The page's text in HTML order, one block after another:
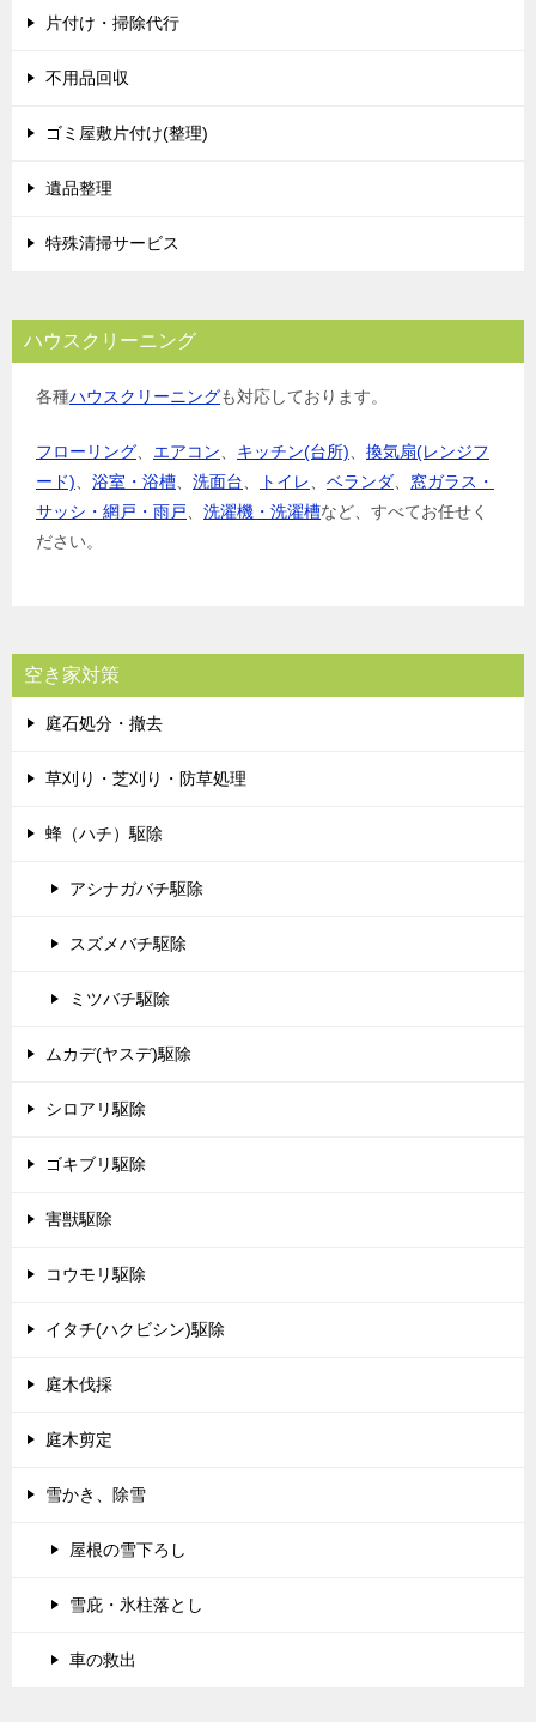
片付け・掃除代行
不用品回収
ゴミ屋敷片付け(整理)
遺品整理
特殊清掃サービス
ハウスクリーニング
各種ハウスクリーニングも対応しております。
フローリング エアコン キッチン(台所)
換気扇(レンジフ
ード)
浴室・浴槽 洗面台 トイレ ベランダ
窓ガラス・
サッシ・網戸・雨戸
洗濯機・洗濯槽など、すべてお任せく
ださい。
空き家対策
庭石処分・撤去
草刈り・芝刈り・防草処理
蜂（ハチ）駆除
アシナガバチ駆除
スズメバチ駆除
ミツバチ駆除
ムカデ(ヤスデ)駆除
シロアリ駆除
ゴキブリ駆除
害獣駆除
コウモリ駆除
イタチ(ハクビシン)駆除
庭木伐採
庭木剪定
雪かき、除雪
屋根の雪下ろし
雪庇・氷柱落とし
車の救出